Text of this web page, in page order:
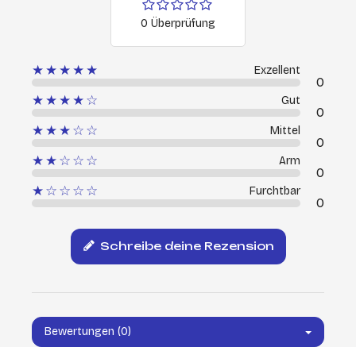
0 Überprüfung
★★★★★ Exzellent
0
★★★★☆
Gut
0
★★★☆☆
Mittel
0
★★☆☆☆
Arm
0
★☆☆☆☆
Furchtbar
0
Schreibe deine Rezension
Bewertungen (0)